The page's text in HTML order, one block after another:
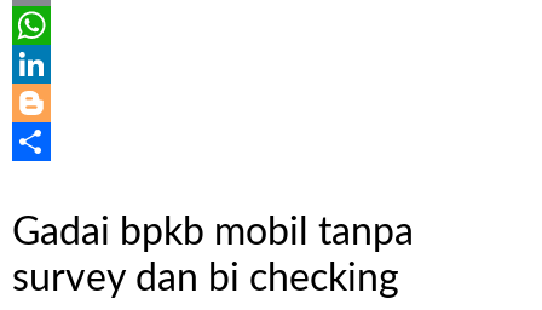
Email
WhatsApp
LinkedIn
Blogger
Gadai bpkb mobil tanpa
survey dan bi checking